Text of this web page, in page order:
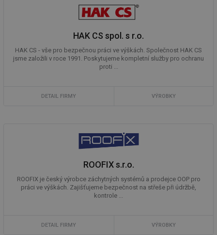
HAK CS spol. s r.o.
HAK CS - vše pro bezpečnou práci ve výškách. Společnost HAK CS
jsme založili v roce 1991. Poskytujeme kompletní služby pro ochranu
proti ...
DETAIL FIRMY VÝROBKY
ROOFIX s.r.o.
ROOFIX je český výrobce záchytných systémů a prodejce OOP pro
práci ve výškách. Zajišťujeme bezpečnost na střeše při údržbě,
kontrole ...
DETAIL FIRMY VÝROBKY